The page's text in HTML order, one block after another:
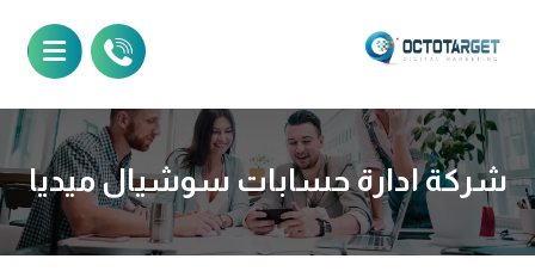
شركة ادارة حسابات سوشيال ميديا